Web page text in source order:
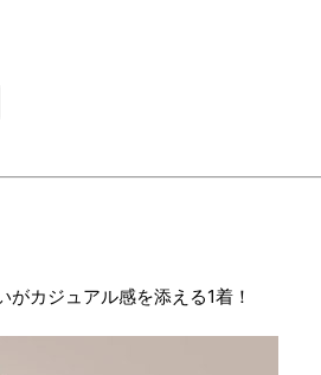
カジュアル感を添える1着！